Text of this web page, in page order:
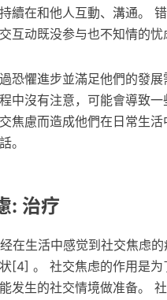
續在和他人互動、溝通。
互动既没参与也不知情的忧
恐懼進步並滿足他們的發
中沒有注意，可能會導致
焦慮而造成他們在日常生
。
: 治疗
在生活中感觉到社交焦虑
[4] 。 社交焦虑的作用是
发生的社交情境做准备。